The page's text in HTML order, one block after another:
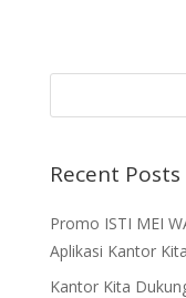
Recent Posts
Promo ISTI MEI
Aplikasi Kantor Kita
Kantor Kita